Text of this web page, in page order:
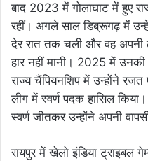
बाद 2023 में गोलाघाट में हुए
रहीं। अगले साल डिब्रूगढ़ में उन्हें
देर रात तक चली और वह अपनी
हार नहीं मानी। 2025 में
राज्य चैंपियनशिप में उन्होंने
लीग में स्वर्ण पदक हासिल
स्वर्ण जीतकर उन्होंने अपनी
रायपुर में खेलो इंडिया